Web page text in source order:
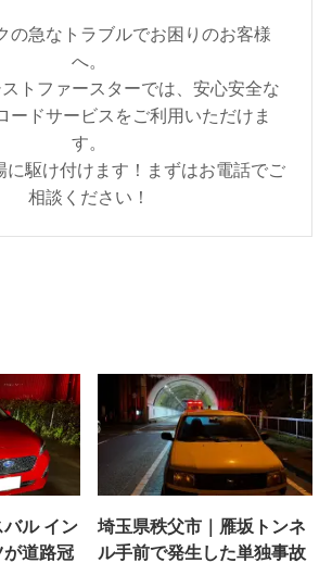
の急なトラブルでお困りのお客様
へ。
トファースターでは、安心安全な
ードサービスをご利用いただけま
す。
に駆け付けます！まずはお電話でご
相談ください！
ル イン
が道路冠
埼玉県秩父市｜雁坂トンネ
ル手前で発生した単独事故